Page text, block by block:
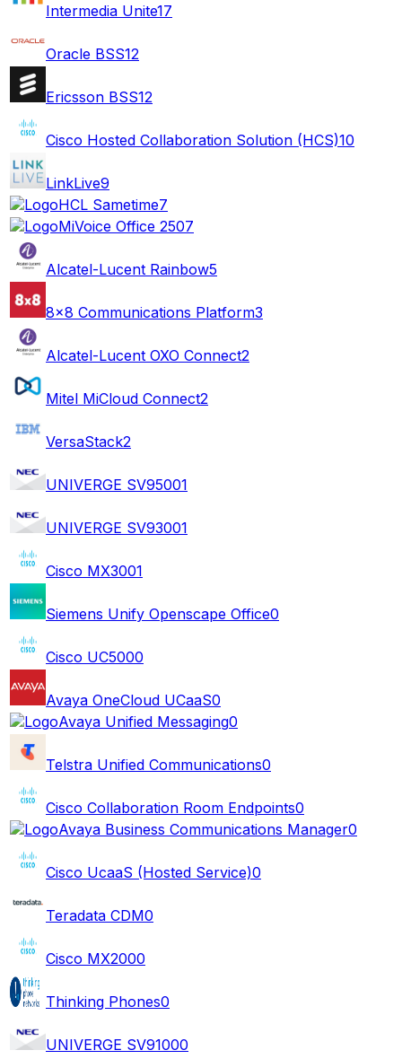
Intermedia Unite17
Oracle BSS12
Ericsson BSS12
Cisco Hosted Collaboration Solution (HCS)10
LinkLive9
HCL Sametime7
MiVoice Office 2507
Alcatel-Lucent Rainbow5
8x8 Communications Platform3
Alcatel-Lucent OXO Connect2
Mitel MiCloud Connect2
VersaStack2
UNIVERGE SV95001
UNIVERGE SV93001
Cisco MX3001
Siemens Unify Openscape Office0
Cisco UC5000
Avaya OneCloud UCaaS0
Avaya Unified Messaging0
Telstra Unified Communications0
Cisco Collaboration Room Endpoints0
Avaya Business Communications Manager0
Cisco UcaaS (Hosted Service)0
Teradata CDM0
Cisco MX2000
Thinking Phones0
UNIVERGE SV91000